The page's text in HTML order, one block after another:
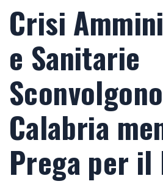
Crisi
e Sanitarie
Calabria
Prega per il